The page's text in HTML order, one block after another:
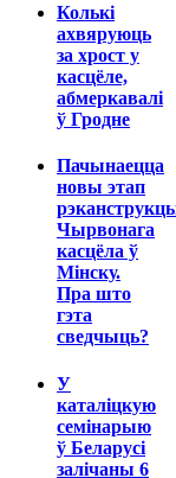
Колькі
ахвяруюць
за хрост у
касцёле,
абмеркавалі
ў Гродне
Пачынаецца
новы этап
Чырвонага
касцёла ў
Мінску.
Пра што
гэта
сведчыць?
У
каталіцкую
семінарыю
ў Беларусі
залічаны 6